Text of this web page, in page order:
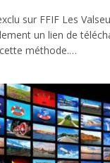
sur FFIF Les
un lien de
méthode.…